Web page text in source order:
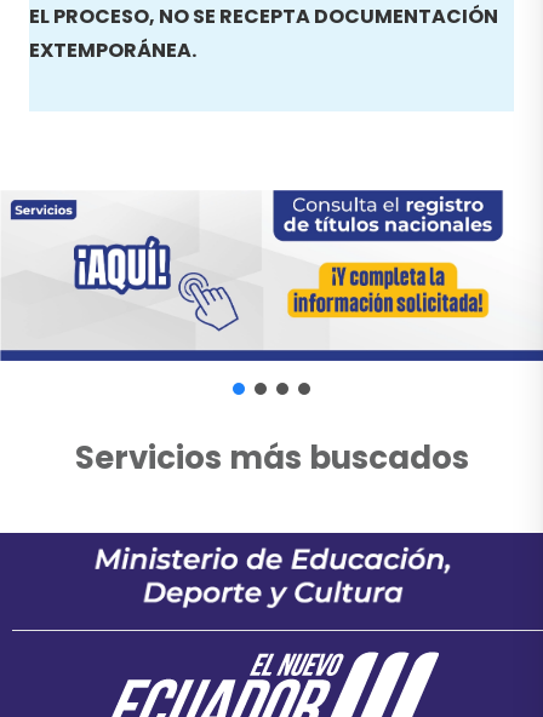
EL PROCESO, NO SE RECEPTA DOCUMENTACIÓN
EXTEMPORÁNEA.
Servicios más buscados